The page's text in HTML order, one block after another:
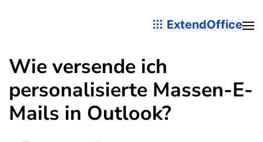
ExtendOffice
Wie versende ich
personalisierte Massen-E-
Mails in Outlook?